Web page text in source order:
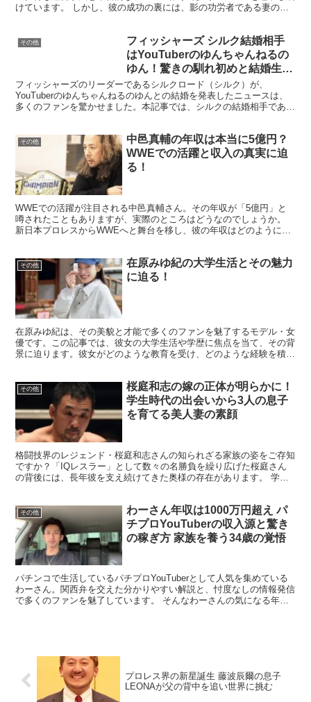
けています。 しかし、彼の成功の裏には、影の功労者である妻の存
その他
フィッシャーズ シルク結婚相手
はYouTuberのゆんちゃんねるの
ゆん！驚きの馴れ初めと結婚生活
を徹底解剖
フィッシャーズのリーダーであるシルクロード（シルク）が、
YouTuberのゆんちゃんねるのゆんとの結婚を発表したニュースは、
多くのファンを驚かせました。本記事では、シルクの結婚相手である
その他
中邑真輔の年収は本当に5億円？
WWEでの活躍と収入の真実に迫
る！
WWEでの活躍が注目される中邑真輔さん。その年収が「5億円」と
噂されたこともありますが、実際のところはどうなのでしょうか。
新日本プロレスからWWEへと舞台を移し、彼の年収はどのように変
その他
在原みゆ紀の大学生活とその魅力
に迫る！
在原みゆ紀は、その美貌と才能で多くのファンを魅了するモデル・女
優です。この記事では、彼女の大学生活や学歴に焦点を当て、その背
景に迫ります。彼女がどのような教育を受け、どのような経験を積ん
その他
桜庭和志の嫁の正体が明らかに！
学生時代の出会いから3人の息子
を育てる美人妻の素顔
格闘技界のレジェンド・桜庭和志さんの知られざる家族の姿をご存知
ですか？「IQレスラー」として数々の名勝負を繰り広げた桜庭さん
の背後には、長年彼を支え続けてきた奥様の存在があります。 学生
その他
わーさん年収は1000万円超え パ
チプロYouTuberの収入源と驚き
の稼ぎ方 家族を養う34歳の覚悟
パチンコで生活しているパチプロYouTuberとして人気を集めている
わーさん。関西弁を交えた分かりやすい解説と、忖度なしの情報発信
で多くのファンを魅了しています。 そんなわーさんの気になる年収
プロレス界の新星誕生 藤波辰爾の息子
LEONAが父の背中を追い世界に挑む